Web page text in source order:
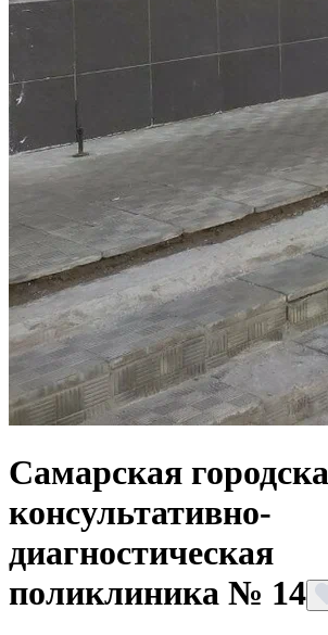
Самарская
консультативно-
диагностическая
поликлиника № 14